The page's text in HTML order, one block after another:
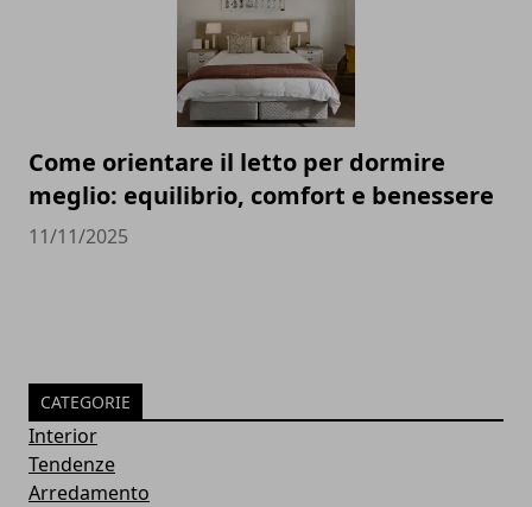
Come orientare il letto per dormire
meglio: equilibrio, comfort e benessere
11/11/2025
CATEGORIE
Interior
Tendenze
Arredamento